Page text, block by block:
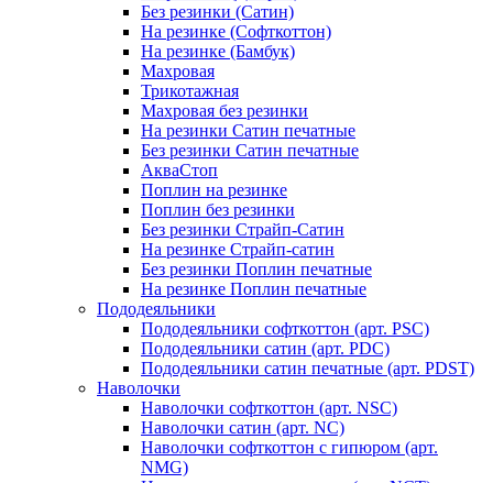
Без резинки (Сатин)
На резинке (Софткоттон)
На резинке (Бамбук)
Махровая
Трикотажная
Махровая без резинки
На резинки Сатин печатные
Без резинки Сатин печатные
АкваСтоп
Поплин на резинке
Поплин без резинки
Без резинки Страйп-Сатин
На резинке Страйп-сатин
Без резинки Поплин печатные
На резинке Поплин печатные
Пододеяльники
Пододеяльники софткоттон (арт. PSC)
Пододеяльники сатин (арт. PDC)
Пододеяльники сатин печатные (арт. PDST)
Наволочки
Наволочки софткоттон (арт. NSC)
Наволочки сатин (арт. NC)
Наволочки софткоттон с гипюром (арт.
NMG)